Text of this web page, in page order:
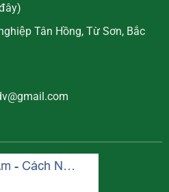
)
Tân Hồng, Từ Sơn, Bắc